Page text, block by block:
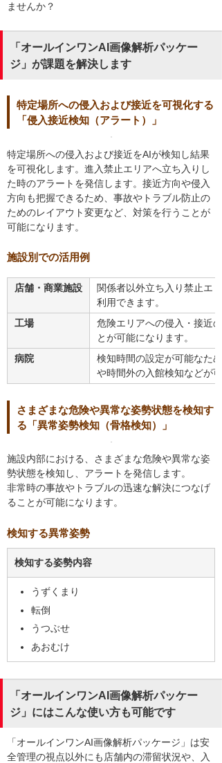
ませんか？
「オールインワンAI画像解析パッケー
ジ」が課題を解決します
特定場所への侵入および接近を可視化する
「侵入接近検知（アラート）」
特定場所への侵入および接近をAIが検知し結果
を可視化します。進入禁止エリアへ立ち入りし
た時のアラートを発信します。接近方向や侵入
方向も把握できるため、事故やトラブル防止の
ためのレイアウト変更など、対策を行うことが
可能になります。
施設別での活用例
店舗・商業施設
関係者以外立ち入り禁止エ
利用できます。
工場
危険エリアへの侵入・接近
とが可能になります。
病院
検知時間の設定が可能なた
や時間外の入館検知などが
さまざまな危険や異常な姿勢状態を検知す
る「異常姿勢検知（骨格検知）」
施設内部における、さまざまな危険や異常な姿
勢状態を検知し、アラートを発信します。
非常時の事故やトラブルの迅速な解決につなげ
ることが可能になります。
検知する異常姿勢
検知する姿勢内容
うずくまり
転倒
うつぶせ
あおむけ
「オールインワンAI画像解析パッケー
ジ」にはこんな使い方も可能です
「オールインワンAI画像解析パッケージ」は安
全管理の視点以外にも店舗内の滞留状況や、入